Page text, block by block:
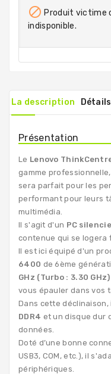
 Produit victime
indisponible.
La description Détails
Présentation
Le Lenovo
gamme
sera parfait pour les
performant pour leurs
multimédia.
Il s'agit d'un PC
contenue qui se logera
Il est ici équipé d'un
6400 de 6ème
GHz (Turbo : 3.30 GHz)
vous épauler dans vos
Dans cette déclinaison,
DDR4 et un disque dur
données.
Doté d’une bonne
USB3, COM, etc.), il
périphériques.